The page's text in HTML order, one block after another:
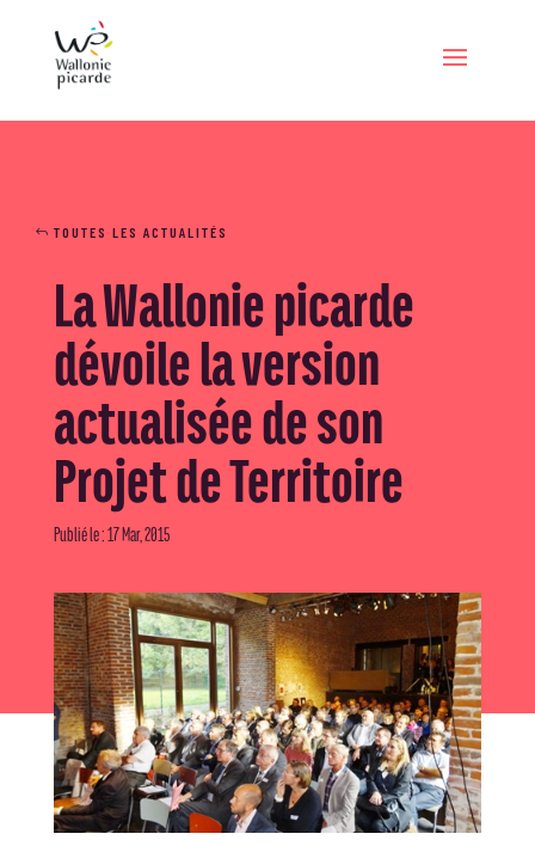
TOUTES LES ACTUALITÉS
La Wallonie picarde
dévoile la version
actualisée de son
Projet de Territoire
Publié le : 17 Mar, 2015